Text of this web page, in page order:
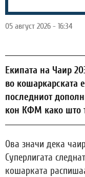
05 август 2026 - 16:34
Екипата на Чаир
во кошаркарската
последниот
кон КФМ како што
Ова значи дека
Суперлигата
кошарката